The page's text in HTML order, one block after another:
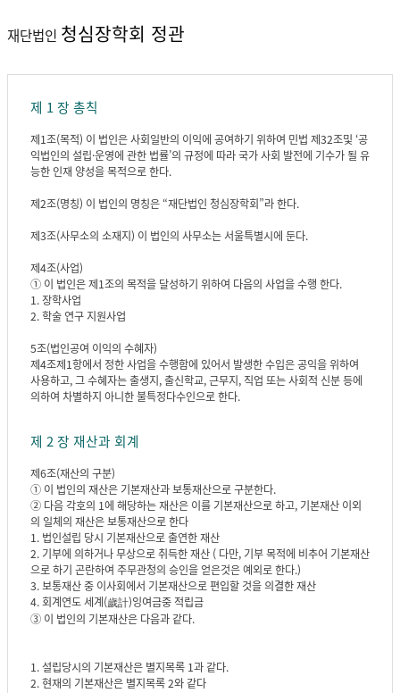
재단법인 청심장학회 정관
제 1 장 총칙
제1조(목적) 이 법인은 사회일반의 이익에 공여하기 위하여 민법 제32조및 ‘공
익법인의 설립·운영에 관한 법률’의 규정에 따라 국가 사회 발전에 기수가 될 유
능한 인재 양성을 목적으로 한다.
제2조(명칭) 이 법인의 명칭은 “재단법인 청심장학회”라 한다.
제3조(사무소의 소재지) 이 법인의 사무소는 서울특별시에 둔다.
제4조(사업)
① 이 법인은 제1조의 목적을 달성하기 위하여 다음의 사업을 수행 한다.
1. 장학사업
2. 학술 연구 지원사업
5조(법인공여 이익의 수혜자)
제4조제1항에서 정한 사업을 수행함에 있어서 발생한 수입은 공익을 위하여
사용하고, 그 수혜자는 출생지, 출신학교, 근무지, 직업 또는 사회적 신분 등에
의하여 차별하지 아니한 불특정다수인으로 한다.
제 2 장 재산과 회계
제6조(재산의 구분)
① 이 법인의 재산은 기본재산과 보통재산으로 구분한다.
② 다음 각호의 1에 해당하는 재산은 이를 기본재산으로 하고, 기본재산 이외
의 일체의 재산은 보통재산으로 한다
1. 법인설립 당시 기본재산으로 출연한 재산
2. 기부에 의하거나 무상으로 취득한 재산 ( 다만, 기부 목적에 비추어 기본재산
으로 하기 곤란하여 주무관청의 승인을 얻은것은 예외로 한다.)
3. 보통재산 중 이사회에서 기본재산으로 편입할 것을 의결한 재산
4. 회계연도 세계(歲計)잉여금중 적립금
③ 이 법인의 기본재산은 다음과 같다.
1. 설립당시의 기본재산은 별지목록 1과 같다.
2. 현재의 기본재산은 별지목록 2와 같다